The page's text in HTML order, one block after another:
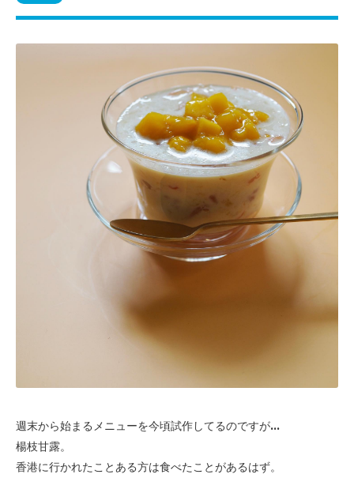
週末から始まるメニューを今頃試作してるのですが...
楊枝甘露。
香港に行かれたことある方は食べたことがあるはず。